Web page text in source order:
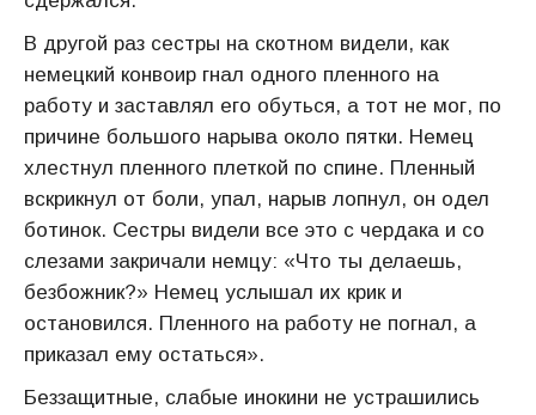
В другой раз сестры на скотном видели, как
немецкий конвоир гнал одного пленного на
работу и заставлял его обуться, а тот не мог, по
причине большого нарыва около пятки. Немец
хлестнул пленного плеткой по спине. Пленный
вскрикнул от боли, упал, нарыв лопнул, он одел
ботинок. Сестры видели все это с чердака и со
слезами закричали немцу: «Что ты делаешь,
безбожник?» Немец услышал их крик и
остановился. Пленного на работу не погнал, а
приказал ему остаться».
Беззащитные, слабые инокини не устрашились